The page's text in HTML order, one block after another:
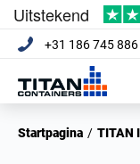
+31 186 745 886
Startpagina /